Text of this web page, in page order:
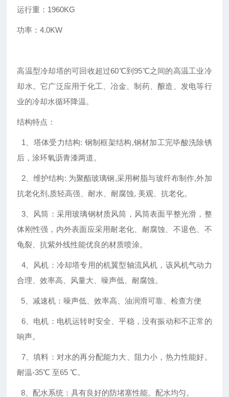
运行重：1960KG
功率：4.0KW
高温型冷却塔的可回收超过60℃到95℃之间的高温工业冷
却水。它广泛应用于化工、冶金、制药、酿造、发电等行
业的冷却水循环降温。
结构特点：
1、塔体受力结构: 钢制框架结构,钢材加工完毕酸洗除锈
后，涂环氧沥青漆两道。
2、维护结构: 为聚酯玻璃钢,采用树脂与玻纤布制作,外加
抗老化剂,质轻高强、耐水、耐腐蚀, 美观、抗老化。
3、风筒：采用玻璃钢材质风筒，风筒表面平整光滑，整
体刚性强，内外表面应采用耐老化、耐腐蚀、不退色、不
龟裂、抗紫外线性能优良的材质喷涂。
4、风机：冷却塔专用的机翼型轴流风机，该风机气动力
合理、效率高、风量大、噪声低、耐腐蚀。
5、减速机：噪声低、效率高、油润滑可靠、检查方便
6、电机：电机运转时安全、平稳，没有振动和不正常的
响声。
7、填料：对水的再分配能力大、阻力小，热力性能好。
耐温-35℃ 至65 ℃。
8、配水系统：具有良好的防堵塞性能。配水均匀。